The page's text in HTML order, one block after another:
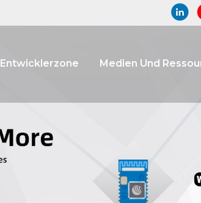
Entwicklerzone Medien Und